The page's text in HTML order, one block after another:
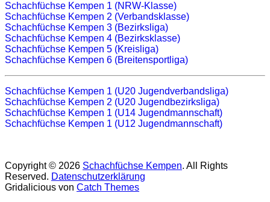
Schachfüchse Kempen 1 (NRW-Klasse)
Schachfüchse Kempen 2 (Verbandsklasse)
Schachfüchse Kempen 3 (Bezirksliga)
Schachfüchse Kempen 4 (Bezirksklasse)
Schachfüchse Kempen 5 (Kreisliga)
Schachfüchse Kempen 6 (Breitensportliga)
Schachfüchse Kempen 1 (U20 Jugendverbandsliga)
Schachfüchse Kempen 2 (U20 Jugendbezirksliga)
Schachfüchse Kempen 1 (U14 Jugendmannschaft)
Schachfüchse Kempen 1 (U12 Jugendmannschaft)
Copyright © 2026 Schachfüchse Kempen. All Rights
Reserved. Datenschutzerklärung
Gridalicious von Catch Themes